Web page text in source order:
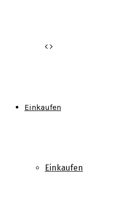
Einkaufen
Einkaufen